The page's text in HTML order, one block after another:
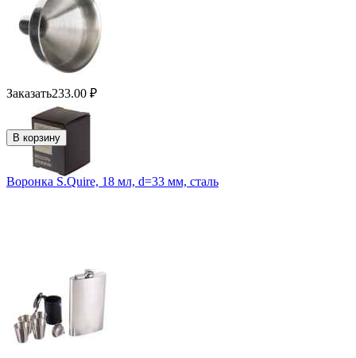
Заказать233.00 ₽
В корзину
Воронка S.Quire, 18 мл, d=33 мм, сталь